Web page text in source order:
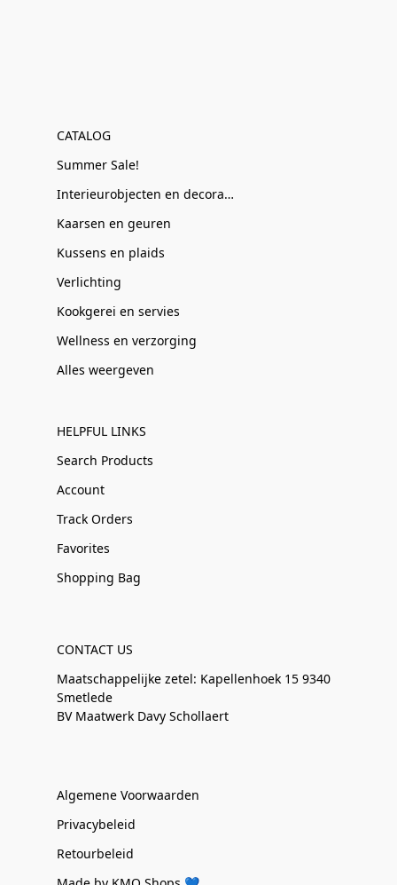
CATALOG
Summer Sale!
Interieurobjecten en decoratie
Kaarsen en geuren
Kussens en plaids
Verlichting
Kookgerei en servies
Wellness en verzorging
Alles weergeven
HELPFUL LINKS
Search Products
Account
Track Orders
Favorites
Shopping Bag
CONTACT US
Maatschappelijke zetel: Kapellenhoek 15 9340
Smetlede
BV Maatwerk Davy Schollaert
Algemene Voorwaarden
Privacybeleid
Retourbeleid